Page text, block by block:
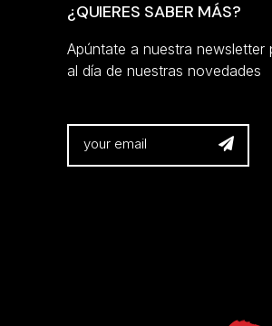
¿QUIERES SABER MÁS?
Apúntate a nuestra newsletter
al día de nuestras novedades
